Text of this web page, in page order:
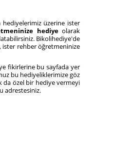
hediyelerimiz üzerine ister
hediyeolarak
Bikolihediye'de
rehber öğretmeninize
fikirlerine bu sayfada yer
bu hediyeliklerimize göz
da özel bir hediye vermeyi
adrestesiniz.